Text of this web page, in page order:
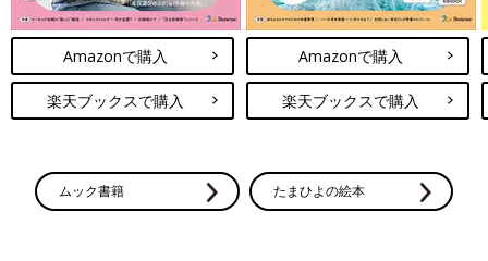
Amazonで購入
楽天ブックスで購入
Amazonで購入
楽天ブックスで購入
ムック書籍 たまひよの絵本